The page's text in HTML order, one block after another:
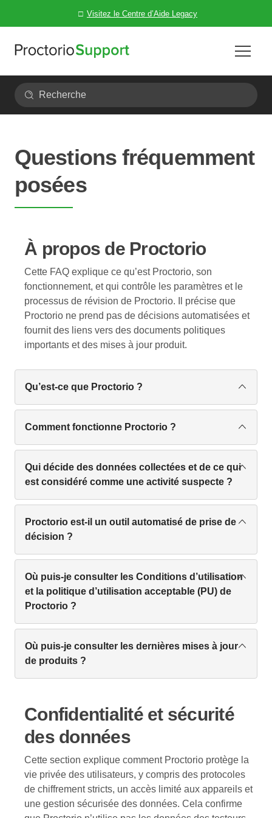
Visitez le Centre d’Aide Legacy
Recherche
Questions fréquemment
posées
À propos de Proctorio
Cette FAQ explique ce qu’est Proctorio, son
fonctionnement, et qui contrôle les paramètres et le
processus de révision de Proctorio. Il précise que
Proctorio ne prend pas de décisions automatisées et
fournit des liens vers des documents politiques
importants et des mises à jour produit.
Qu’est-ce que Proctorio ?
Proctorio est une plateforme d’intégrité en ligne
propulsée par l’IA qui offre un surveillement
d’apprentissage et d’évaluation en ligne sécurisés.
À propos de Proctorio
Comment fonctionne Proctorio ?
Proctorio utilise l’IA pour identifier des
comportements potentiellement suspects, l’activité
des appareils ou les conditions de test en analysant
analyses sont mises à disposition de
l’administrateur de l’examen, qui est chargé
d’évaluer les informations et de décider si des
À propos de Proctorio
Qui décide des données collectées et de ce qui
est considéré comme une activité suspecte ?
L’administrateur ou le prestataire de l’examen est
responsable de décider quels paramètres
d’enregistrement, de verrouillage et de vérification
signalés comme suspects.
À propos de Proctorio
Proctorio est-il un outil automatisé de prise de
décision ?
Non. Proctorio agrège, analyse et présente les
données — il est incapable de prendre une
décision. Il incombe au réviseur d’examen, ou à
l’organisation administratrice, d’évaluer toutes les
À propos de Proctorio
Où puis-je consulter les Conditions d’utilisation
et la politique d’utilisation acceptable (PU) de
Proctorio ?
Veuillez consulter notre page Politiques pour
consulter les Conditions d’utilisation et la politique
d’utilisation acceptable de Proctorio, ainsi que
Où puis-je consulter les dernières mises à jour
de produits ?
récents des produits.
Journal des changements
Confidentialité et sécurité
des données
Cette section explique comment Proctorio protège la
vie privée des utilisateurs, y compris des protocoles
de chiffrement stricts, un accès limité aux appareils et
une gestion sécurisée des données. Cela confirme